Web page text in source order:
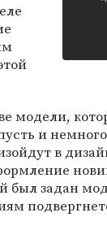
модели,
и
в
задан